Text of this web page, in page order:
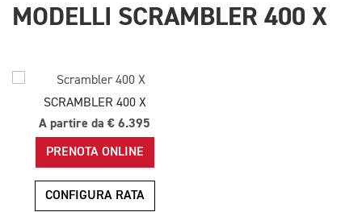
MODELLI SCRAMBLER 400 X
SCRAMBLER 400 X
A partire da € 6.395
PRENOTA ONLINE
CONFIGURA RATA